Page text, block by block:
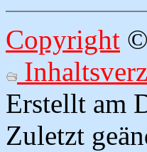
Copyright
Erstellt am
Zuletzt